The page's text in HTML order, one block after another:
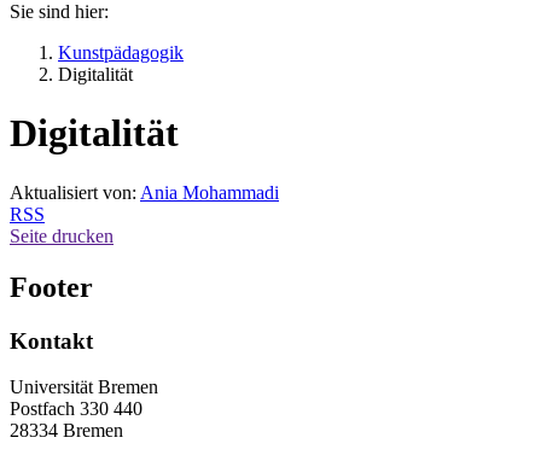
Sie sind hier:
Kunstpädagogik
Digitalität
Digitalität
Aktualisiert von: Ania Mohammadi
RSS
Seite drucken
Footer
Kontakt
Universität Bremen
Postfach 330 440
28334 Bremen